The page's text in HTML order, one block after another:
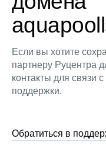
Если вы хотите
партнеру Руцентра
контакты для связи
поддержки.
Обратиться в